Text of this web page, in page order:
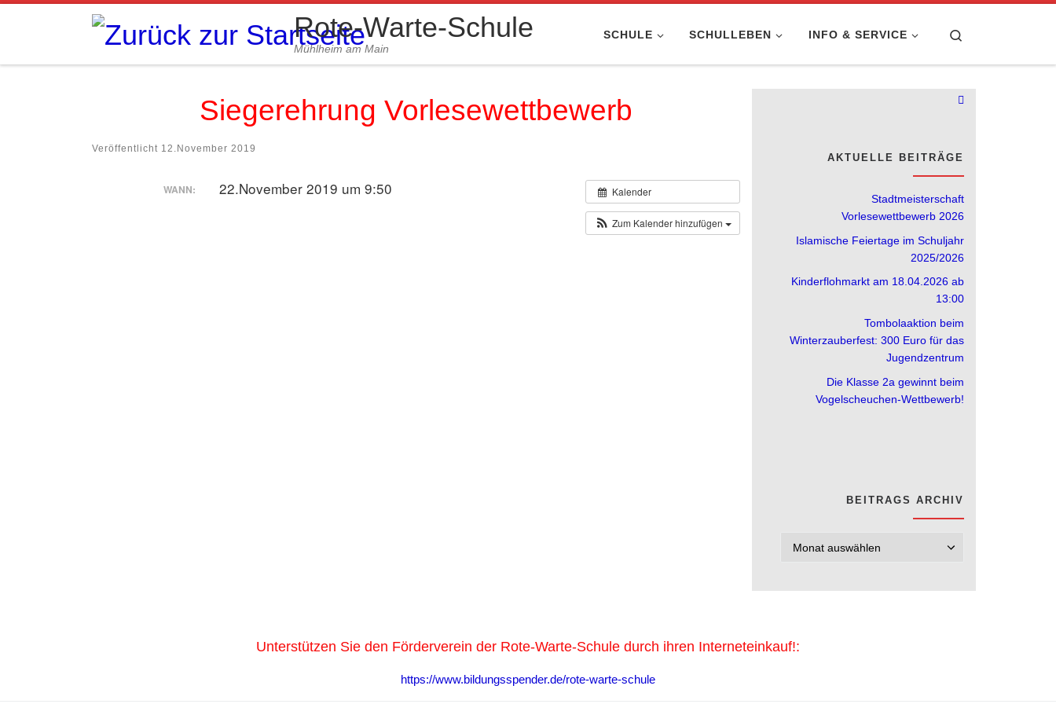
Zum Inhalt springen Rote-Warte-Schule
Mühlheim am Main
SCHULE SCHULLEBEN INFO & SERVICE
Siegerehrung Vorlesewettbewerb
Veröffentlicht 12.November 2019
Kalender
Zum Kalender hinzufügen
WANN: 22.November 2019 um 9:50
AKTUELLE BEITRÄGE
Stadtmeisterschaft
Vorlesewettbewerb 2026
Islamische Feiertage im Schuljahr
2025/2026
Kinderflohmarkt am 18.04.2026 ab
13:00
Tombolaaktion beim
Winterzauberfest: 300 Euro für das
Jugendzentrum
Die Klasse 2a gewinnt beim
Vogelscheuchen-Wettbewerb!
BEITRAGS ARCHIV
Unterstützen Sie den Förderverein der Rote-Warte-Schule durch ihren Interneteinkauf!:
https://www.bildungsspender.de/rote-warte-schule